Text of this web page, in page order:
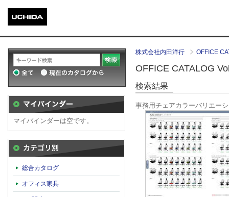
株式会社内田洋行 OFFICE
OFFICE CATALOG
検索結果
事務用チェアカラーバリエー
マイバインダーは空です。
総合カタログ
オフィス家具